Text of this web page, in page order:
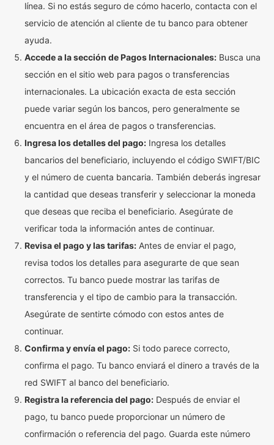
línea. Si no estás seguro de cómo hacerlo, contacta con el
servicio de atención al cliente de tu banco para obtener
ayuda.
Accede a la sección de Pagos Internacionales: Busca una
sección en el sitio web para pagos o transferencias
internacionales. La ubicación exacta de esta sección
puede variar según los bancos, pero generalmente se
encuentra en el área de pagos o transferencias.
Ingresa los detalles del pago: Ingresa los detalles
bancarios del beneficiario, incluyendo el código SWIFT/BIC
y el número de cuenta bancaria. También deberás ingresar
la cantidad que deseas transferir y seleccionar la moneda
que deseas que reciba el beneficiario. Asegúrate de
verificar toda la información antes de continuar.
Revisa el pago y las tarifas: Antes de enviar el pago,
revisa todos los detalles para asegurarte de que sean
correctos. Tu banco puede mostrar las tarifas de
transferencia y el tipo de cambio para la transacción.
Asegúrate de sentirte cómodo con estos antes de
continuar.
Confirma y envía el pago: Si todo parece correcto,
confirma el pago. Tu banco enviará el dinero a través de la
red SWIFT al banco del beneficiario.
Registra la referencia del pago: Después de enviar el
pago, tu banco puede proporcionar un número de
confirmación o referencia del pago. Guarda este número